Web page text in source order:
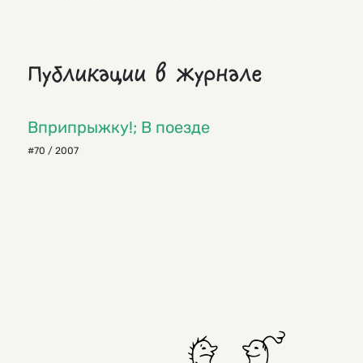
Публикации в журнале
Вприпрыжку!; В поезде
#70 / 2007